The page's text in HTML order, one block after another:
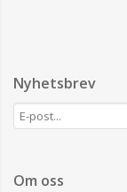
Nyhetsbrev
Om oss